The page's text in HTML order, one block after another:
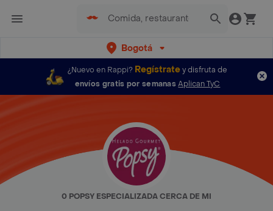
Bogotá
¿Nuevo en Rappi? Regístratey disfruta de
envíos gratis por semanas Aplican TyC
0 POPSY ESPECIALIZADA CERCA DE MI